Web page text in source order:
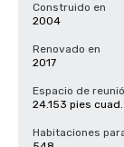
Construido en
2004
Renovado en
2017
Espacio de
24.153 pies cuad.
Habitaciones